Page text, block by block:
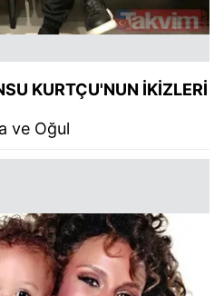
KURTÇU'NUN İKİZLERİ
ve Oğul